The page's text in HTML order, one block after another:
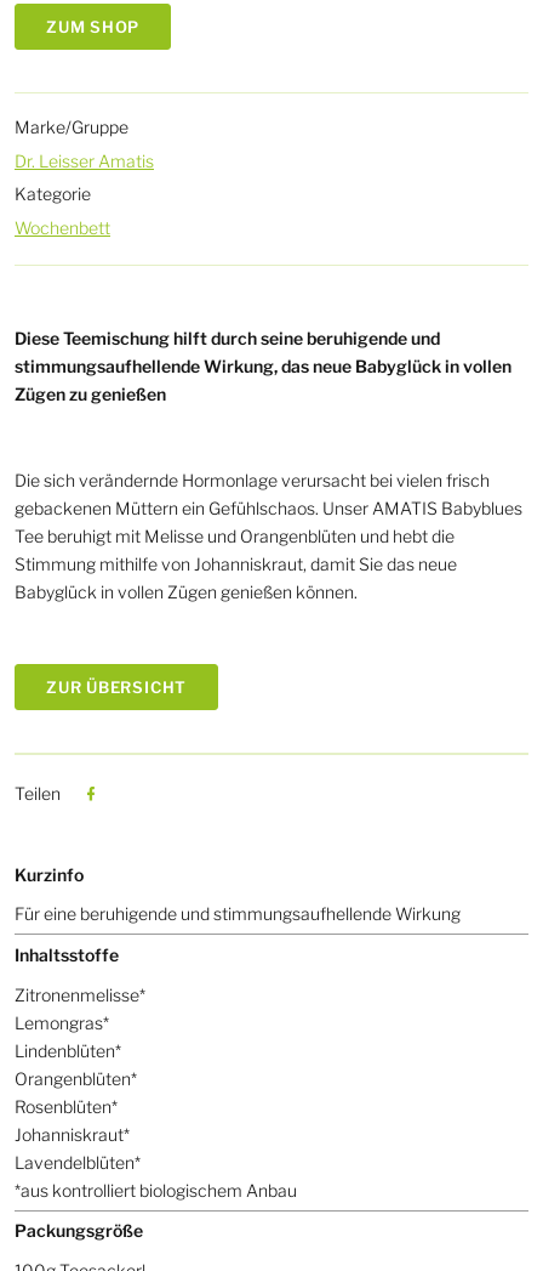
ZUM SHOP
Marke/Gruppe
Dr. Leisser Amatis
Kategorie
Wochenbett
Diese Teemischung hilft durch seine beruhigende und
stimmungsaufhellende Wirkung, das neue Babyglück in vollen
Zügen zu genießen
Die sich verändernde Hormonlage verursacht bei vielen frisch
gebackenen Müttern ein Gefühlschaos. Unser AMATIS Babyblues
Tee beruhigt mit Melisse und Orangenblüten und hebt die
Stimmung mithilfe von Johanniskraut, damit Sie das neue
Babyglück in vollen Zügen genießen können.
ZUR ÜBERSICHT
Teilen
Kurzinfo
Für eine beruhigende und stimmungsaufhellende Wirkung
Inhaltsstoffe
Zitronenmelisse*
Lemongras*
Lindenblüten*
Orangenblüten*
Rosenblüten*
Johanniskraut*
Lavendelblüten*
*aus kontrolliert biologischem Anbau
Packungsgröße